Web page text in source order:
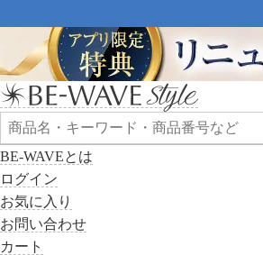
BE-WAVEとは
ログイン
お気に入り
お問い合わせ
カート